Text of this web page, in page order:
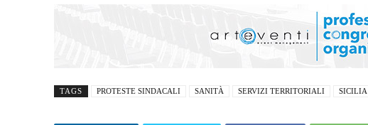
TAGS PROTESTE SINDACALI SANITÀ SERVIZI TERRITORIALI SICILIA